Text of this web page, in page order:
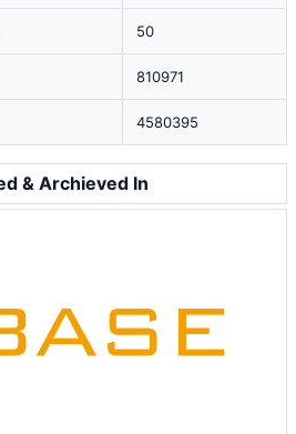
50
810971
4580395
& Archieved In